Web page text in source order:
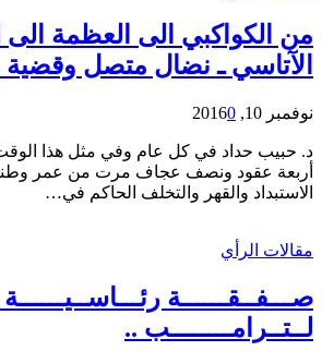
من الكواكبي الى العظمة الى
الآتاسي ـ نضال متصل وقضية
نوفمبر 10, 2016 0
د. حبيب حداد في كل عام وفي مثل هذا الوقت
أربعة عقود ونصف عجاف مرت من عمر وطننا
الاستبداد والقهر والتخلف الحاكم في…
مقالات الرأي
صـــفــقــــــة
لــتــرامــــــــب ..